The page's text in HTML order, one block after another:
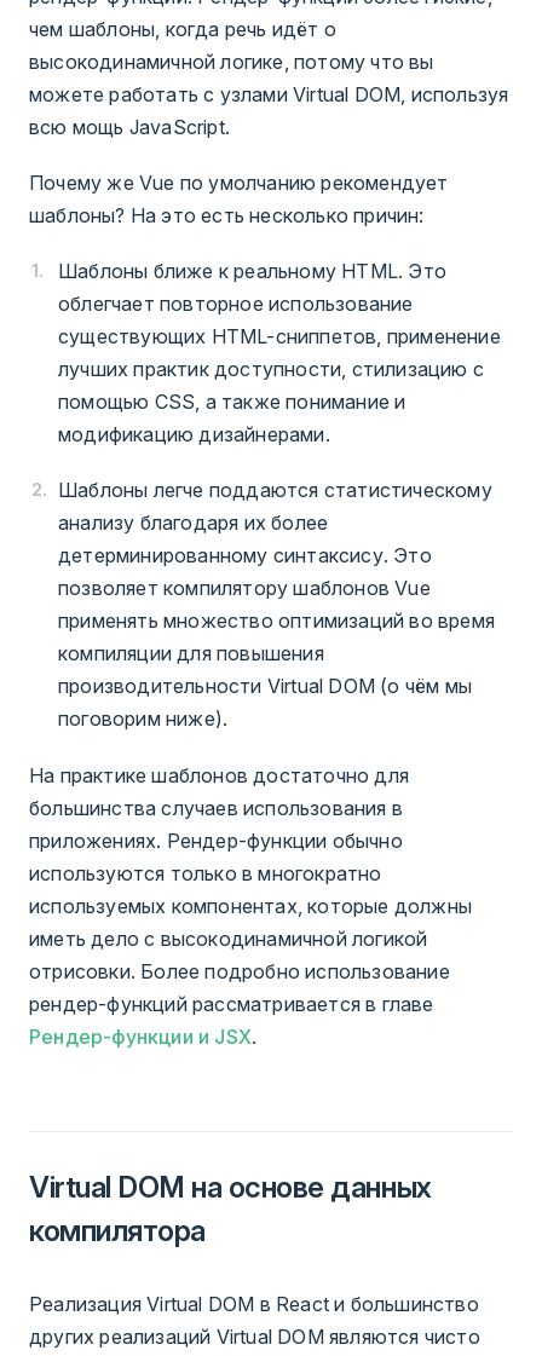
чем шаблоны, когда речь идёт о
высокодинамичной логике, потому что вы
можете работать с узлами Virtual DOM, используя
всю мощь JavaScript.
Почему же Vue по умолчанию рекомендует
шаблоны? На это есть несколько причин:
Шаблоны ближе к реальному HTML. Это
облегчает повторное использование
существующих HTML-сниппетов, применение
лучших практик доступности, стилизацию с
помощью CSS, а также понимание и
модификацию дизайнерами.
Шаблоны легче поддаются статистическому
анализу благодаря их более
детерминированному синтаксису. Это
позволяет компилятору шаблонов Vue
применять множество оптимизаций во время
компиляции для повышения
производительности Virtual DOM (о чём мы
поговорим ниже).
На практике шаблонов достаточно для
большинства случаев использования в
приложениях. Рендер-функции обычно
используются только в многократно
используемых компонентах, которые должны
иметь дело с высокодинамичной логикой
отрисовки. Более подробно использование
рендер-функций рассматривается в главе
Рендер-функции и JSX.
Virtual DOM на основе данных
компилятора
Реализация Virtual DOM в React и большинство
других реализаций Virtual DOM являются чисто